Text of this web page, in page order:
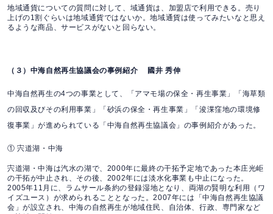
地域通貨についての質問に対して、域通貨は、加盟店で利用できる。売り
上げの1割ぐらいは地域通貨ではないか。地域通貨は使ってみたいなと思え
るような商品、サービスがないと回らない。
（３）中海自然再生協議会の事例紹介 國井 秀伸
中海自然再生の4つの事業として、「アマモ場の保全・再生事業」「海草類
の回収及びその利用事業」「砂浜の保全・再生事業」「浚渫窪地の環境修
復事業」が進められている「中海自然再生協議会」の事例紹介があった。
① 宍道湖・中海
宍道湖・中海は汽水の湖で、2000年に最終の干拓予定地であった本庄光岠
の干拓が中止され、その後、2002年には淡水化事業も中止になった。
2005年11月に、ラムサール条約の登録湿地となり、両湖の賢明な利用（ワ
イズユース）が求められることとなった。2007年には「中海自然再生協議
会」が設立され、中海の自然再生が地域住民、自治体、行政、専門家など